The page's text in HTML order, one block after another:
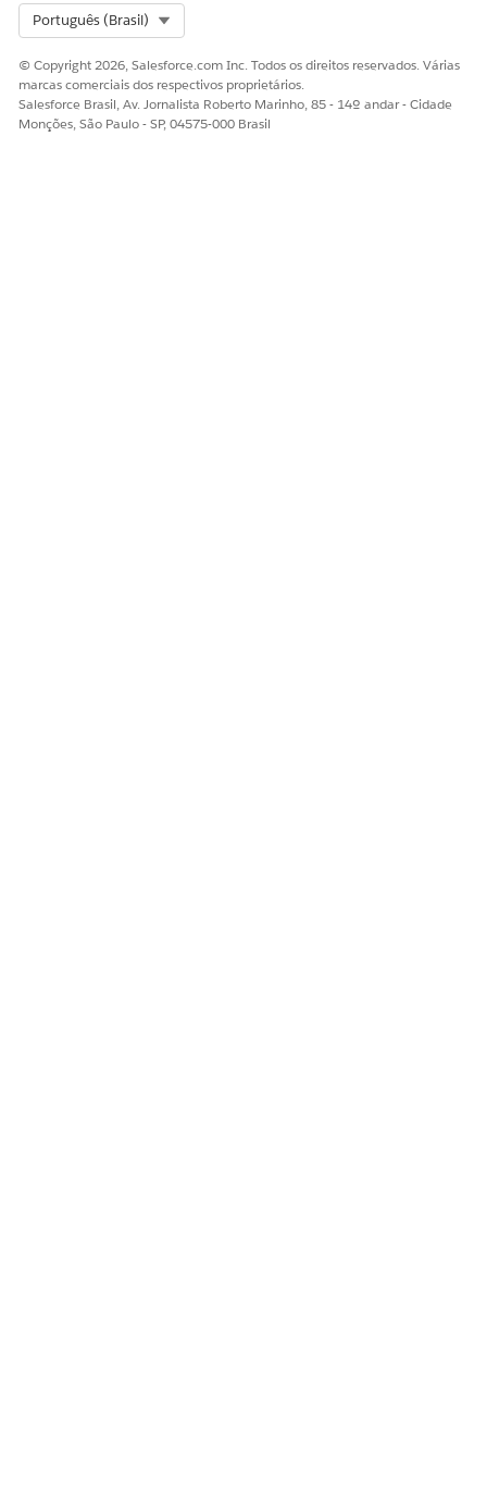
Português (Brasil)
© Copyright 2026, Salesforce.com Inc. Todos os direitos reservados. Várias
marcas comerciais dos respectivos proprietários.
Salesforce Brasil, Av. Jornalista Roberto Marinho, 85 - 14º andar - Cidade
Monções, São Paulo - SP, 04575-000 Brasil